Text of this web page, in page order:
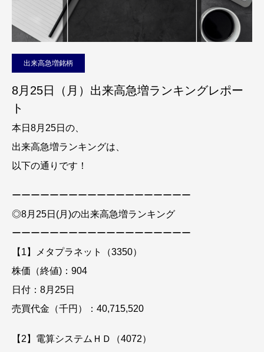
出来高急増銘柄
8月25日（月）出来高急増ランキングレポー
ト
本日8月25日の、
出来高急増ランキングは、
以下の通りです！
ーーーーーーーーーーーーーーーーーーー
◎8月25日(月)の出来高急増ランキング
ーーーーーーーーーーーーーーーーーーー
【1】メタプラネット（3350）
株価（終値)：904
日付：8月25日
売買代金（千円）：40,715,520
【2】電算システムＨＤ（4072）